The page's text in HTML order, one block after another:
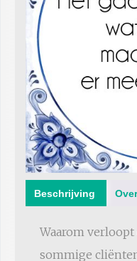
Beschrijving
Waarom
sommige